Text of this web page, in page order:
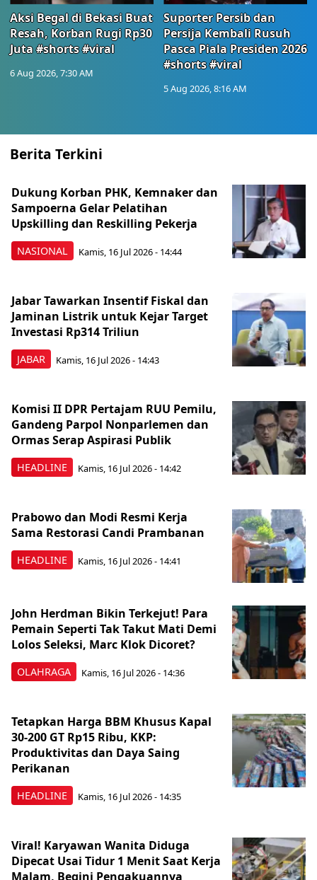
Aksi Begal di Bekasi Buat
Resah, Korban Rugi Rp30
Juta #shorts #viral
6 Aug 2026, 7:30 AM
Suporter Persib dan
Persija Kembali Rusuh
Pasca Piala Presiden 2026
#shorts #viral
5 Aug 2026, 8:16 AM
Berita Terkini
NASIONAL
Dukung Korban PHK, Kemnaker dan
Sampoerna Gelar Pelatihan
Upskilling dan Reskilling Pekerja
Kamis, 16 Jul 2026 - 14:44
JABAR
Jabar Tawarkan Insentif Fiskal dan
Jaminan Listrik untuk Kejar Target
Investasi Rp314 Triliun
Kamis, 16 Jul 2026 - 14:43
HEADLINE
Komisi II DPR Pertajam RUU Pemilu,
Gandeng Parpol Nonparlemen dan
Ormas Serap Aspirasi Publik
Kamis, 16 Jul 2026 - 14:42
HEADLINE
Prabowo dan Modi Resmi Kerja
Sama Restorasi Candi Prambanan
Kamis, 16 Jul 2026 - 14:41
OLAHRAGA
John Herdman Bikin Terkejut! Para
Pemain Seperti Tak Takut Mati Demi
Lolos Seleksi, Marc Klok Dicoret?
Kamis, 16 Jul 2026 - 14:36
HEADLINE
Tetapkan Harga BBM Khusus Kapal
30-200 GT Rp15 Ribu, KKP:
Produktivitas dan Daya Saing
Perikanan
Kamis, 16 Jul 2026 - 14:35
Viral! Karyawan Wanita Diduga
Dipecat Usai Tidur 1 Menit Saat Kerja
Malam, Begini Pengakuannya